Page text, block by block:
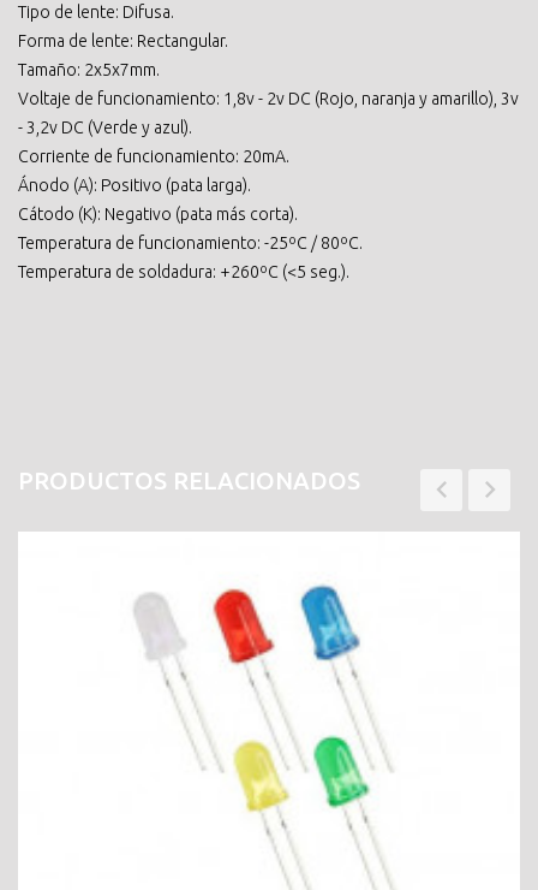
Tipo de lente: Difusa.
Forma de lente: Rectangular.
Tamaño: 2x5x7mm.
Voltaje de funcionamiento: 1,8v - 2v DC (Rojo, naranja y amarillo), 3v
- 3,2v DC (Verde y azul).
Corriente de funcionamiento: 20mA.
Ánodo (A): Positivo (pata larga).
Cátodo (K): Negativo (pata más corta).
Temperatura de funcionamiento: -25ºC / 80ºC.
Temperatura de soldadura: +260ºC (<5 seg.).
PRODUCTOS RELACIONADOS